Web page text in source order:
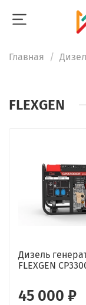
Главная
FLEXGEN
Дизель
FLEXGEN
45 000 ₽